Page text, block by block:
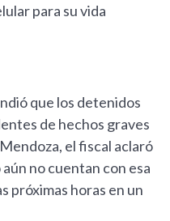
para su vida
que los detenidos
de hechos graves
el fiscal aclaró
no cuentan con esa
próximas horas en un